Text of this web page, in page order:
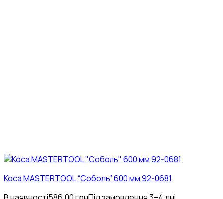
Коса MASTERTOOL “Соболь” 600 мм 92-0681